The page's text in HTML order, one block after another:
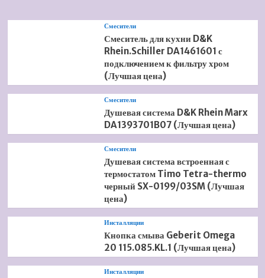
Смесители
Смеситель для кухни D&K
Rhein.Schiller DA1461601 с
подключением к фильтру хром
(Лучшая цена)
Смесители
Душевая система D&K Rhein Marx
DA1393701B07 (Лучшая цена)
Смесители
Душевая система встроенная с
термостатом Timo Tetra-thermo
черный SX-0199/03SM (Лучшая
цена)
Инсталляции
Кнопка смыва Geberit Omega
20 115.085.KL.1 (Лучшая цена)
Инсталляции